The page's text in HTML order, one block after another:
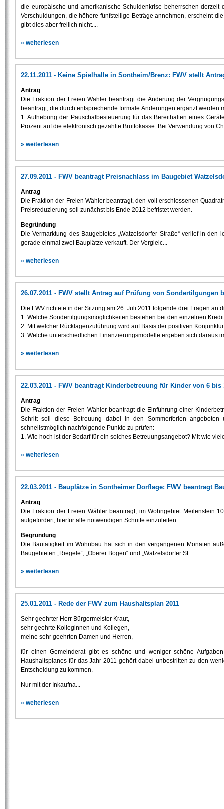
die europäische und amerikanische Schuldenkrise beherrschen
Verschuldungen, die höhere fünfstellige Beträge annehmen, erscheint
gibt dies aber freilich nicht....
» weiterlesen
22.11.2011 - Keine Spielhalle in Sontheim/Brenz: FWV stellt
Antrag
Die Fraktion der Freien Wähler beantragt die Änderung der
beantragt, die durch entsprechende formale Änderungen ergänzt werden
1. Aufhebung der Pauschalbesteuerung für das Bereithalten eines
Prozent auf die elektronisch gezahlte Bruttokasse. Bei Verwendung von
» weiterlesen
27.09.2011 - FWV beantragt Preisnachlass im Baugebiet
Antrag
Die Fraktion der Freien Wähler beantragt, den voll erschlossenen
Preisreduzierung soll zunächst bis Ende 2012 befristet werden.
Begründung
Die Vermarktung des Baugebietes „Watzelsdorfer Straße“ verlief in
gerade einmal zwei Bauplätze verkauft. Der Vergleic...
» weiterlesen
26.07.2011 - FWV stellt Antrag auf Prüfung von Sondertilgungen
Die FWV richtete in der Sitzung am 26. Juli 2011 folgende drei Fragen an
1. Welche Sondertilgungsmöglichkeiten bestehen bei den einzelnen
2. Mit welcher Rücklagenzuführung wird auf Basis der positiven
3. Welche unterschiedlichen Finanzierungsmodelle ergeben sich daraus
» weiterlesen
22.03.2011 - FWV beantragt Kinderbetreuung für Kinder von 6
Antrag
Die Fraktion der Freien Wähler beantragt die Einführung einer
Schritt soll diese Betreuung dabei in den Sommerferien
schnellstmöglich nachfolgende Punkte zu prüfen:
1. Wie hoch ist der Bedarf für ein solches Betreuungsangebot? Mit wie
» weiterlesen
22.03.2011 - Bauplätze in Sontheimer Dorflage: FWV beantragt
Antrag
Die Fraktion der Freien Wähler beantragt, im Wohngebiet Meilenstein
aufgefordert, hierfür alle notwendigen Schritte einzuleiten.
Begründung
Die Bautätigkeit im Wohnbau hat sich in den vergangenen Monaten
Baugebieten „Riegele“, „Oberer Bogen“ und „Watzelsdorfer St...
» weiterlesen
25.01.2011 - Rede der FWV zum Haushaltsplan 2011
Sehr geehrter Herr Bürgermeister Kraut,
sehr geehrte Kolleginnen und Kollegen,
meine sehr geehrten Damen und Herren,
für einen Gemeinderat gibt es schöne und weniger schöne
Haushaltsplanes für das Jahr 2011 gehört dabei unbestritten zu den
Entscheidung zu kommen.
Nur mit der Inkaufna...
» weiterlesen